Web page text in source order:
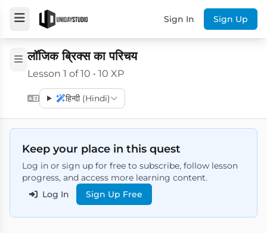
Sign In Sign Up
लॉजिक ब्रिक्स का परिचय
Lesson 1 of 10 • 10 XP
हिन्दी (Hindi)
Keep your place in this quest
Log in or sign up for free to subscribe, follow lesson
progress, and access more learning content.
Log In
Sign Up Free